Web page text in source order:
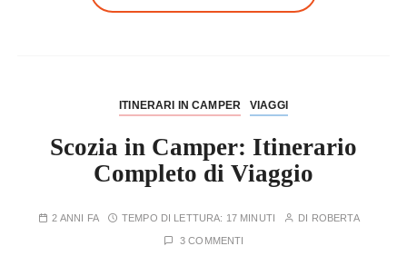
ITINERARI IN CAMPER VIAGGI
Scozia in Camper: Itinerario
Completo di Viaggio
2 ANNI FA TEMPO DI LETTURA: 17 MINUTI DI ROBERTA
3 COMMENTI